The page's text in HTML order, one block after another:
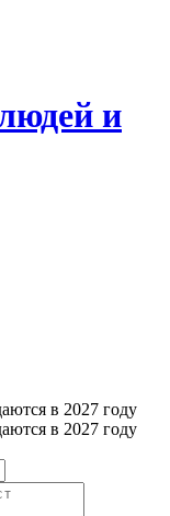
и
в 2027 году
в 2027 году